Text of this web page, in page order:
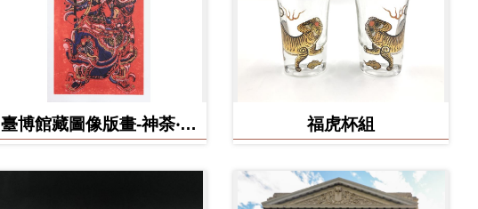
臺博館藏圖像版畫-神荼‧鬱
福虎杯組